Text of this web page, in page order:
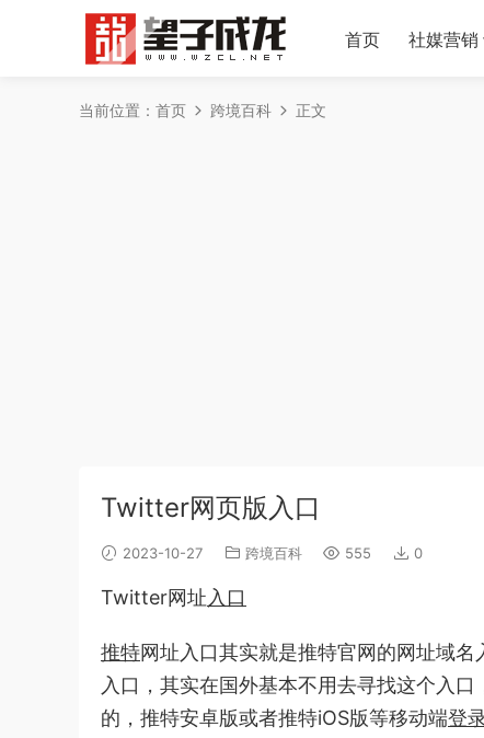
首页 社媒营销
当前位置： 首页 跨境百科 正文
Twitter网页版入口
2023-10-27 跨境百科 555 0
Twitter网址 入口
推特网址入口其实就是推特官网的网址域
入口，其实在国外基本不用去寻找这个入
的，推特安卓版或者推特iOS版等移动端登